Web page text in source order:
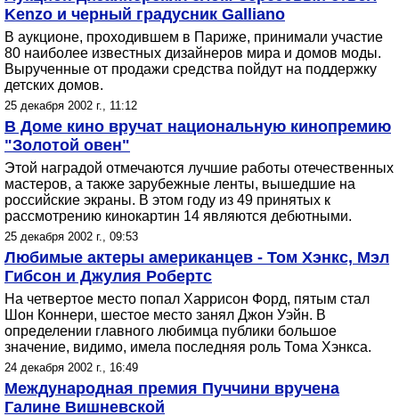
Kenzo и черный градусник Galliano
В аукционе, проходившем в Париже, принимали участие
80 наиболее известных дизайнеров мира и домов моды.
Вырученные от продажи средства пойдут на поддержку
детских домов.
25 декабря 2002 г., 11:12
В Доме кино вручат национальную кинопремию
"Золотой овен"
Этой наградой отмечаются лучшие работы отечественных
мастеров, а также зарубежные ленты, вышедшие на
российские экраны. В этом году из 49 принятых к
рассмотрению кинокартин 14 являются дебютными.
25 декабря 2002 г., 09:53
Любимые актеры американцев - Том Хэнкс, Мэл
Гибсон и Джулия Робертс
На четвертое место попал Харрисон Форд, пятым стал
Шон Коннери, шестое место занял Джон Уэйн. В
определении главного любимца публики большое
значение, видимо, имела последняя роль Тома Хэнкса.
24 декабря 2002 г., 16:49
Международная премия Пуччини вручена
Галине Вишневской